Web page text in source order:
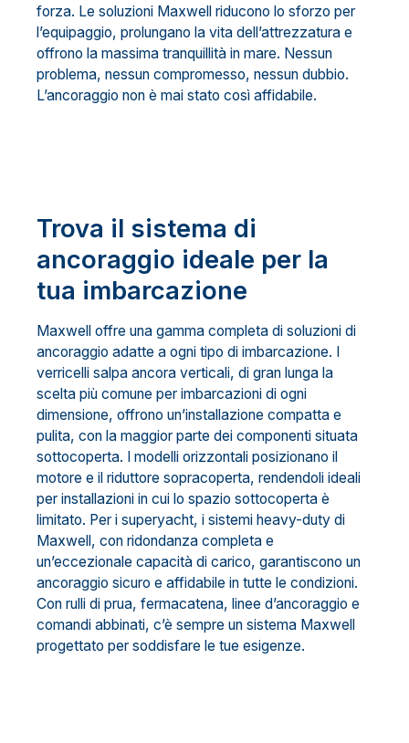
forza. Le soluzioni Maxwell riducono lo sforzo per
l’equipaggio, prolungano la vita dell’attrezzatura e
offrono la massima tranquillità in mare. Nessun
problema, nessun compromesso, nessun dubbio.
L’ancoraggio non è mai stato così affidabile.
Trova il sistema di
ancoraggio ideale per la
tua imbarcazione
Maxwell offre una gamma completa di soluzioni di
ancoraggio adatte a ogni tipo di imbarcazione. I
verricelli salpa ancora verticali, di gran lunga la
scelta più comune per imbarcazioni di ogni
dimensione, offrono un’installazione compatta e
pulita, con la maggior parte dei componenti situata
sottocoperta. I modelli orizzontali posizionano il
motore e il riduttore sopracoperta, rendendoli ideali
per installazioni in cui lo spazio sottocoperta è
limitato. Per i superyacht, i sistemi heavy-duty di
Maxwell, con ridondanza completa e
un’eccezionale capacità di carico, garantiscono un
ancoraggio sicuro e affidabile in tutte le condizioni.
Con rulli di prua, fermacatena, linee d’ancoraggio e
comandi abbinati, c’è sempre un sistema Maxwell
progettato per soddisfare le tue esigenze.